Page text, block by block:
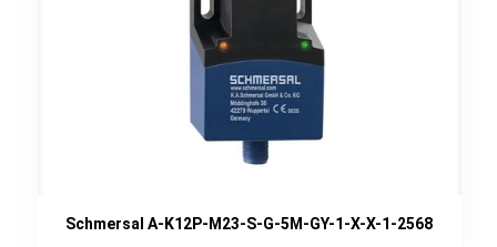
Schmersal A-K12P-M23-S-G-5M-GY-1-X-X-1-2568